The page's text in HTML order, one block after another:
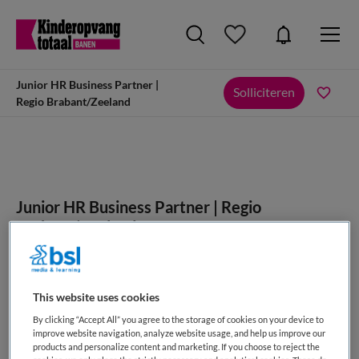
Junior HR Business Partner |
Regio Brabant/Zeeland
Solliciteren
Junior HR Business Partner | Regio
Brabant/Zeeland
Samenwerkende Kinderopvang, Urecht
VAKGEBIED FUNCTIE
This website uses cookies
By clicking “Accept All” you agree to the storage of cookies on your device to
improve website navigation, analyze website usage, and help us improve our
products and personalize content and marketing. If you choose to reject the